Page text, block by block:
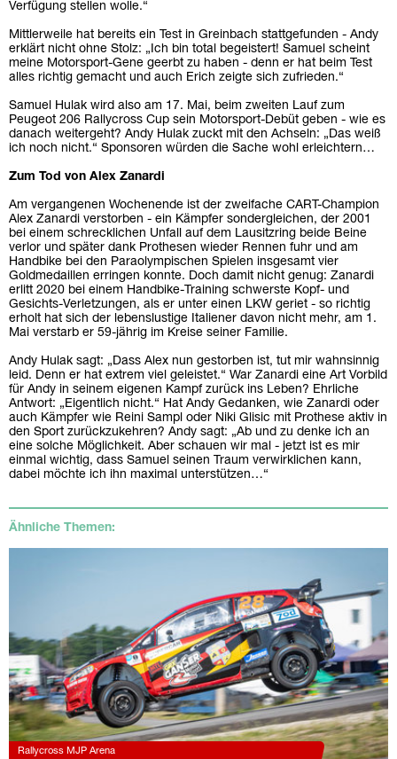
Verfügung stellen wolle.“
Mittlerweile hat bereits ein Test in Greinbach stattgefunden - Andy
erklärt nicht ohne Stolz: „Ich bin total begeistert! Samuel scheint
meine Motorsport-Gene geerbt zu haben - denn er hat beim Test
alles richtig gemacht und auch Erich zeigte sich zufrieden.“
Samuel Hulak wird also am 17. Mai, beim zweiten Lauf zum
Peugeot 206 Rallycross Cup sein Motorsport-Debüt geben - wie es
danach weitergeht? Andy Hulak zuckt mit den Achseln: „Das weiß
ich noch nicht.“ Sponsoren würden die Sache wohl erleichtern…
Zum Tod von Alex Zanardi
Am vergangenen Wochenende ist der zweifache CART-Champion
Alex Zanardi verstorben - ein Kämpfer sondergleichen, der 2001
bei einem schrecklichen Unfall auf dem Lausitzring beide Beine
verlor und später dank Prothesen wieder Rennen fuhr und am
Handbike bei den Paraolympischen Spielen insgesamt vier
Goldmedaillen erringen konnte. Doch damit nicht genug: Zanardi
erlitt 2020 bei einem Handbike-Training schwerste Kopf- und
Gesichts-Verletzungen, als er unter einen LKW geriet - so richtig
erholt hat sich der lebenslustige Italiener davon nicht mehr, am 1.
Mai verstarb er 59-jährig im Kreise seiner Familie.
Andy Hulak sagt: „Dass Alex nun gestorben ist, tut mir wahnsinnig
leid. Denn er hat extrem viel geleistet.“ War Zanardi eine Art Vorbild
für Andy in seinem eigenen Kampf zurück ins Leben? Ehrliche
Antwort: „Eigentlich nicht.“ Hat Andy Gedanken, wie Zanardi oder
auch Kämpfer wie Reini Sampl oder Niki Glisic mit Prothese aktiv in
den Sport zurückzukehren? Andy sagt: „Ab und zu denke ich an
eine solche Möglichkeit. Aber schauen wir mal - jetzt ist es mir
einmal wichtig, dass Samuel seinen Traum verwirklichen kann,
dabei möchte ich ihn maximal unterstützen…“
Ähnliche Themen:
Rallycross MJP Arena